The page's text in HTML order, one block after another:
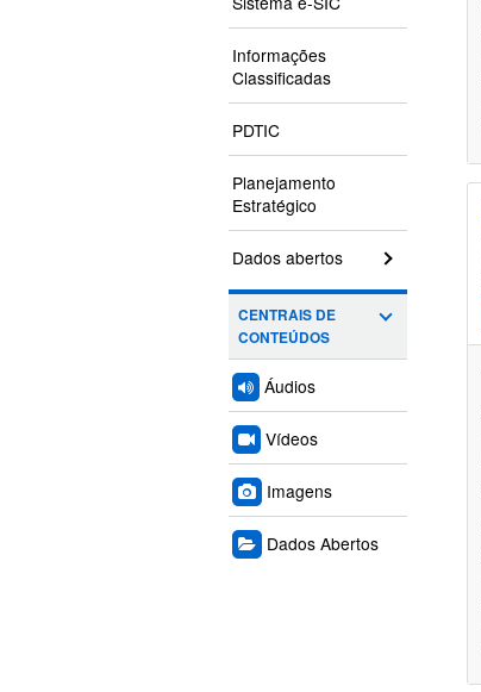
Informações
Classificadas
PDTIC
Planejamento
Estratégico
Dados abertos
CENTRAIS DE
CONTEÚDOS
Áudios
Vídeos
Imagens
Dados Abertos